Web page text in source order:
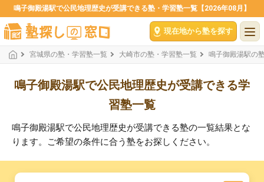
鳴子御殿湯駅で公民地理歴史が受講できる塾・学習塾一覧【2026年08月】
現在地から塾を探す
宮城県の塾・学習塾一覧 大崎市の塾・学習塾一覧 鳴子御殿湯駅の
鳴子御殿湯駅で公民地理歴史が受講できる学
習塾一覧
鳴子御殿湯駅で公民地理歴史が受講できる塾の一覧結果とな
ります。ご希望の条件に合う塾をお探しください。